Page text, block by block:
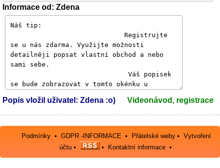
Informace od: Zdena
Popis vložil uživatel: Zdena :o) Videonávod, registrace
Podmínky •GDPR -INFORMACE • Přátelské weby •Vytvoření
účtu• • Kontaktní informace•